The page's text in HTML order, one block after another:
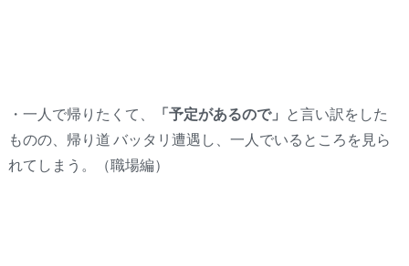
・一人で帰りたくて、 「予定があるので」 と言い訳をした
ものの、帰り道 バッタリ遭遇し、一人でいるところを見ら
れてしまう。（職場編）